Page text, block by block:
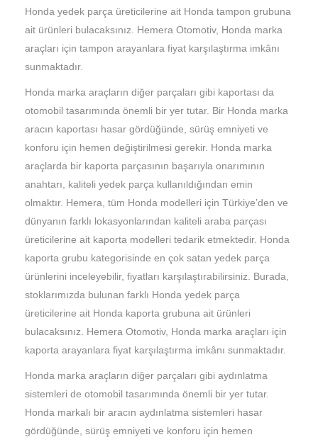
Honda yedek parça üreticilerine ait Honda tampon grubuna
ait ürünleri bulacaksınız. Hemera Otomotiv, Honda marka
araçları için tampon arayanlara fiyat karşılaştırma imkânı
sunmaktadır.
Honda marka araçların diğer parçaları gibi kaportası da
otomobil tasarımında önemli bir yer tutar. Bir Honda marka
aracın kaportası hasar gördüğünde, sürüş emniyeti ve
konforu için hemen değiştirilmesi gerekir. Honda marka
araçlarda bir kaporta parçasının başarıyla onarımının
anahtarı, kaliteli yedek parça kullanıldığından emin
olmaktır. Hemera, tüm Honda modelleri için Türkiye’den ve
dünyanın farklı lokasyonlarından kaliteli araba parçası
üreticilerine ait kaporta modelleri tedarik etmektedir. Honda
kaporta grubu kategorisinde en çok satan yedek parça
ürünlerini inceleyebilir, fiyatları karşılaştırabilirsiniz. Burada,
stoklarımızda bulunan farklı Honda yedek parça
üreticilerine ait Honda kaporta grubuna ait ürünleri
bulacaksınız. Hemera Otomotiv, Honda marka araçları için
kaporta arayanlara fiyat karşılaştırma imkânı sunmaktadır.
Honda marka araçların diğer parçaları gibi aydınlatma
sistemleri de otomobil tasarımında önemli bir yer tutar.
Honda markalı bir aracın aydınlatma sistemleri hasar
gördüğünde, sürüş emniyeti ve konforu için hemen